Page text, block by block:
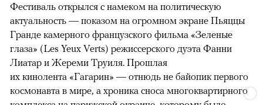
Фестиваль открылся с намеком на политическую
актуальность — показом на огромном экране Пьяццы
Гранде камерного французского фильма «Зеленые
глаза» (Les Yeux Verts) режиссерского дуэта Фанни
Лиатар и Жереми Труиля. Прошлая
их кинолента «Гагарин» — отнюдь не байопик первого
космонавта в мире, а хроника сноса многоквартирного